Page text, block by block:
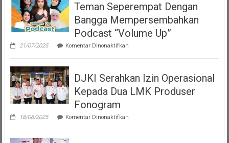
Teman Seperempat Dengan
Bangga Mempersembahkan
Podcast “Volume Up”
21/07/2025 Komentar Dinonaktifkanpada
Seperempat
Bangga
Mempersembahkan
Podcast
DJKI Serahkan Izin Operasional
Kepada Dua LMK Produser
Fonogram
18/06/2025 Komentar Dinonaktifkanpada
Serahkan